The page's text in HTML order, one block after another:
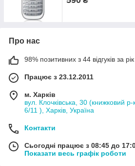
Про нас
98% позитивних з 44 відгуків за рік
Працює з 23.12.2011
м. Харків
вул. Клочківська, 30 (книжковий
6/11 ), Харків, Україна
Контакти
Сьогодні працює з 08:45 до
Показати весь графік роботи